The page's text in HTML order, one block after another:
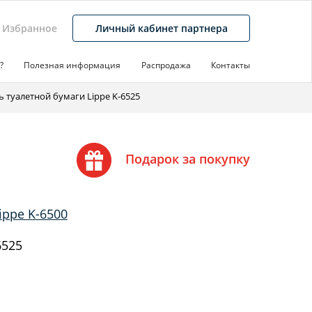
Избранное Личный кабинет партнера
Полезная информация Распродажа Контакты
туалетной бумаги Lippe K-6525
Подарок за покупку
K-6500